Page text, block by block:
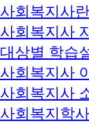
사회복지사
사회복지사
대상별 학습
사회복지사
사회복지사
사회복지학